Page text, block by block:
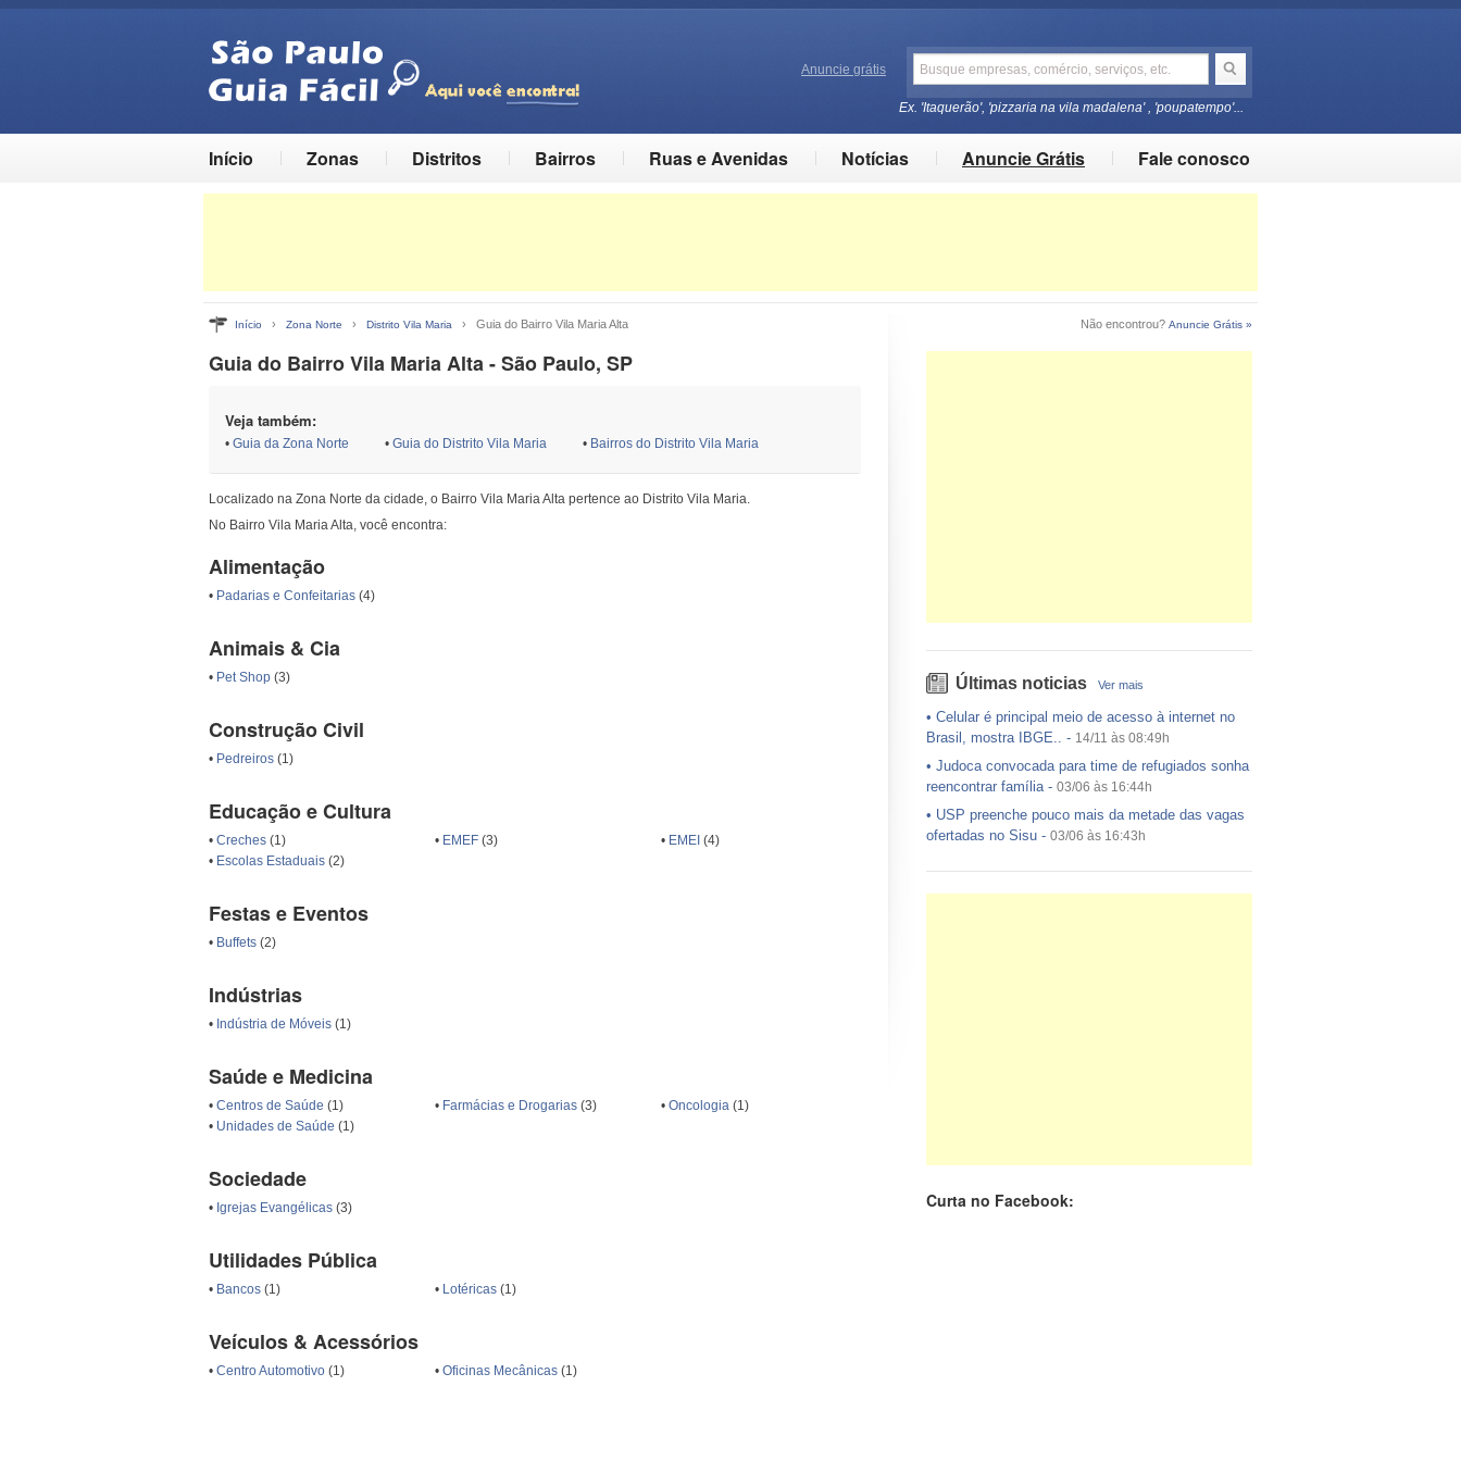
Anuncie grátis
Ex. 'Itaquerão', 'pizzaria na vila madalena' , 'poupatempo'...
Início Zonas Distritos Bairros Ruas e Avenidas Notícias Anuncie Grátis Fale conosco
Início › Zona Norte › Distrito Vila Maria › Guia do Bairro Vila Maria Alta Não encontrou? Anuncie Grátis »
Guia do Bairro Vila Maria Alta - São Paulo, SP
Veja também:
• Guia da Zona Norte • Guia do Distrito Vila Maria • Bairros do Distrito Vila Maria
Localizado na Zona Norte da cidade, o Bairro Vila Maria Alta pertence ao Distrito Vila Maria.
No Bairro Vila Maria Alta, você encontra:
Alimentação
• Padarias e Confeitarias (4)
Animais & Cia
• Pet Shop (3)
Construção Civil
• Pedreiros (1)
Educação e Cultura
• Creches (1) • EMEF(3) • EMEI (4)
• Escolas Estaduais (2)
Festas e Eventos
• Buffets (2)
Indústrias
• Indústria de Móveis (1)
Saúde e Medicina
• Centros de Saúde (1) • Farmácias e Drogarias(3) • Oncologia(1)
• Unidades de Saúde (1)
Sociedade
• Igrejas Evangélicas (3)
Utilidades Pública
• Bancos (1) • Lotéricas(1)
Veículos & Acessórios
• Centro Automotivo (1) • Oficinas Mecânicas(1)
Últimas noticias Ver mais
• Celular é principal meio de acesso à internet no
Brasil, mostra IBGE.. - 14/11 às 08:49h
• Judoca convocada para time de refugiados sonha
reencontrar família- 03/06 às 16:44h
• USP preenche pouco mais da metade das vagas
ofertadas no Sisu - 03/06 às 16:43h
Curta no Facebook: